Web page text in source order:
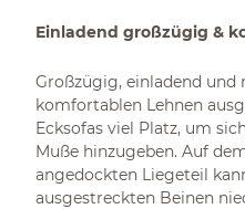
Einladend großzügig &
Großzügig, einladend
komfortablen Lehnen
Ecksofas viel Platz, um
Muße hinzugeben. Auf
angedockten Liegeteil
ausgestreckten Beinen